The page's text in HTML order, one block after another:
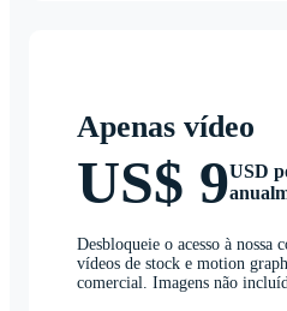
Apenas vídeo
US$ 9USD
Desbloqueie o acesso à nossa
vídeos de stock e motion
comercial. Imagens não